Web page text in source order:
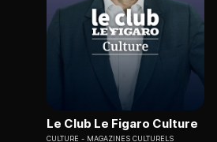
Le Club Le Figaro Culture
CULTURE MAGAZINES CULTURELS